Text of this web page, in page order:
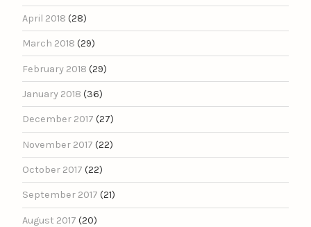
April 2018 (28)
March 2018 (29)
February 2018 (29)
January 2018 (36)
December 2017 (27)
November 2017 (22)
October 2017 (22)
September 2017 (21)
August 2017 (20)